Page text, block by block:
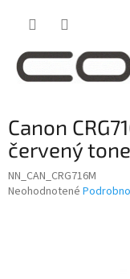
Canon
červený
NN_CAN_CRG716M
Priemerné
Neohodnotené